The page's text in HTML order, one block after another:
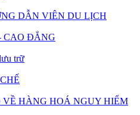
DẪN VIÊN DU LỊCH
CAO ĐẲNG
trữ
HÀNG HOÁ NGUY HIỂM